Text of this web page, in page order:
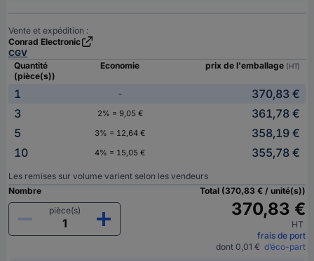
Vente et expédition :
Conrad Electronic
CGV
Quantité
(pièce(s))
Economie prix de l'emballage (HT)
1 -
370,83 €
3
2% = 9,05 €
361,78 €
5
3% = 12,64 €
358,19 €
10
4% = 15,05 € 355,78 €
Les remises sur volume varient selon les vendeurs
Nombre
pièce(s)
Total (370,83 € / unité(s))
370,83 €
HT
frais de port
dont 0,01 € d’éco-part